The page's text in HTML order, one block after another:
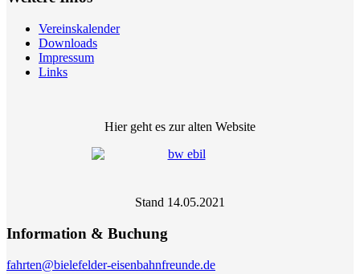
Vereinskalender
Downloads
Impressum
Links
Hier geht es zur alten Website
Stand 14.05.2021
Information & Buchung
fahrten@bielefelder-eisenbahnfreunde.de